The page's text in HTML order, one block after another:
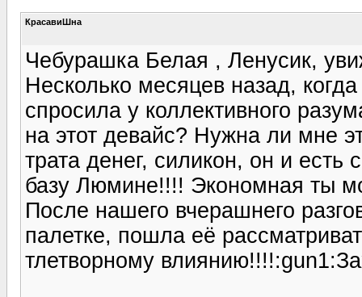
КрасавиШна
Чебурашка Белая , Ленусик,
Несколько месяцев назад,
спросила у коллективного
на этот девайс? Нужна ли мне
трата денег, силикон, он и есть
базу Люмине!!!! Экономная ты
После нашего вчерашнего
палетке, пошла её
тлетворному